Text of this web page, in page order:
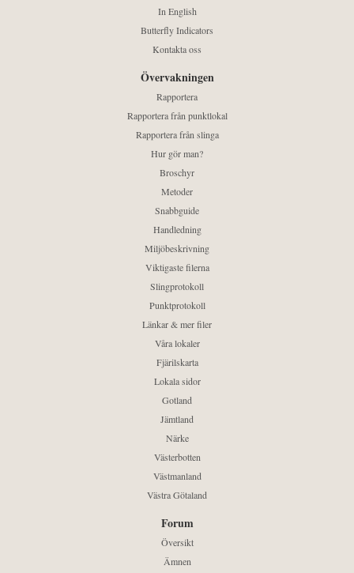
In English
Butterfly Indicators
Kontakta oss
Övervakningen
Rapportera
Rapportera från punktlokal
Rapportera från slinga
Hur gör man?
Broschyr
Metoder
Snabbguide
Handledning
Miljöbeskrivning
Viktigaste filerna
Slingprotokoll
Punktprotokoll
Länkar & mer filer
Våra lokaler
Fjärilskarta
Lokala sidor
Gotland
Jämtland
Närke
Västerbotten
Västmanland
Västra Götaland
Forum
Översikt
Ämnen